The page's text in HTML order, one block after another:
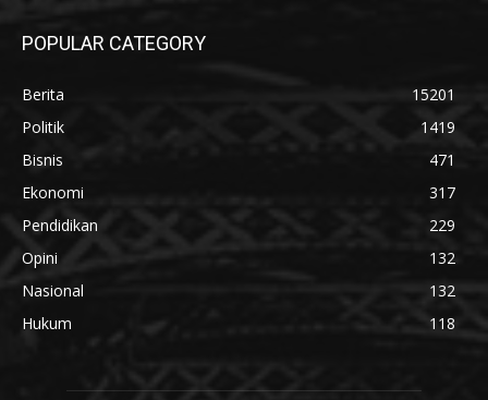
POPULAR CATEGORY
Berita
15201
Politik
1419
Bisnis
471
Ekonomi
317
Pendidikan
229
Opini
132
Nasional
132
Hukum
118